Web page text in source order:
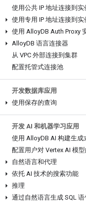
使用公共 IP 地址连接到实
使用专用 IP 地址连接到实
使用 AlloyDB Auth Proxy
AlloyDB 语言连接器
从 VPC 外部连接到集群
配置托管式连接池
开发数据库应用
使用保存的查询
开发 AI 和机器学习应用
使用 AlloyDB AI 构建生成
配置用户对 Vertex AI 模
自然语言和代理
依托 AI 技术的搜索功能
推理
通过自然语言生成 SQL 语